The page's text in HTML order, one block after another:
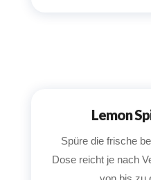
Lemon
Spüre die frische
Dose reicht je nach